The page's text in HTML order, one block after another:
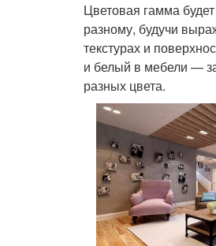
Цветовая гамма
разному, будучи
текстурах и
и белый в мебели —
разных цвета.